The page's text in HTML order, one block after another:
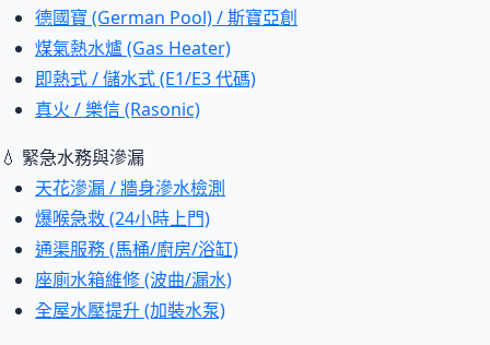
德國寶 (German Pool) / 斯寶亞創
煤氣熱水爐 (Gas Heater)
即熱式 / 儲水式 (E1/E3 代碼)
真火 / 樂信 (Rasonic)
💧 緊急水務與滲漏
天花滲漏 / 牆身滲水檢測
爆喉急救 (24小時上門)
通渠服務 (馬桶/廚房/浴缸)
座廁水箱維修 (波曲/漏水)
全屋水壓提升 (加裝水泵)